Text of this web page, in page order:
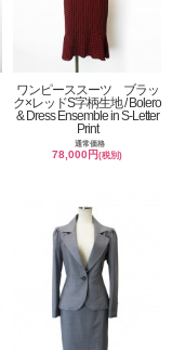
ワンピーススーツ ブラッ
ク×レッドS字柄生地 / Bolero
& Dress Ensemble in S-Letter
Print
通常価格
78,000円(税別)